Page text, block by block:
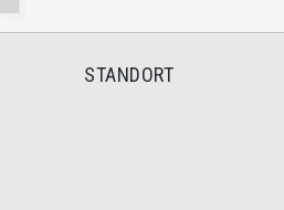
STANDORT